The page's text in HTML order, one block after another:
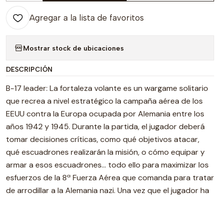
Agregar a la lista de favoritos
Mostrar stock de ubicaciones
DESCRIPCIÓN
B-17 leader: La fortaleza volante es un wargame solitario
que recrea a nivel estratégico la campaña aérea de los
EEUU contra la Europa ocupada por Alemania entre los
años 1942 y 1945. Durante la partida, el jugador deberá
tomar decisiones críticas, como qué objetivos atacar,
qué escuadrones realizarán la misión, o cómo equipar y
armar a esos escuadrones… todo ello para maximizar los
esfuerzos de la 8ª Fuerza Aérea que comanda para tratar
de arrodillar a la Alemania nazi. Una vez que el jugador ha